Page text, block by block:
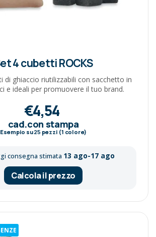
4 cubetti ROCKS
di ghiaccio riutilizzabili con sacchetto in
e ideali per promuovere il tuo brand.
€4,54
cad.con stampa
Esempio su25 pezzi (1 colore)
consegna stimata 13 ago-17 ago
Calcola il prezzo